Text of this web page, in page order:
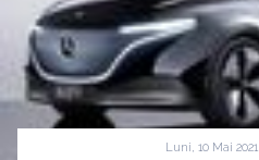
Luni, 10 Mai 2021 |